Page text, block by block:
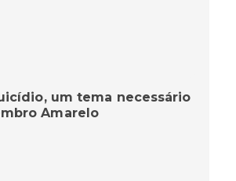
um tema necessário
Amarelo